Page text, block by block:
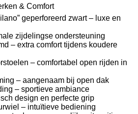
& Comfort
geperforeerd zwart – luxe en
zijdelingse ondersteuning
– extra comfort tijdens koudere
– comfortabel open rijden in
– aangenaam bij open dak
– sportieve ambiance
design en perfecte grip
– intuïtieve bediening